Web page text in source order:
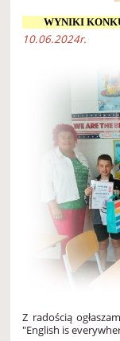
WYNIKI
10.06.2024r.
Z radością
"English is